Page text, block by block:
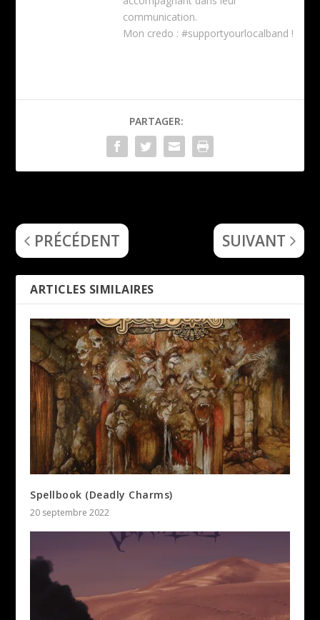
communication.
Mon credo : #supportyourlocalband !
PARTAGER:
PRÉCÉDENT SUIVANT
ARTICLES SIMILAIRES
Spellbook (Deadly Charms)
20 septembre 2022